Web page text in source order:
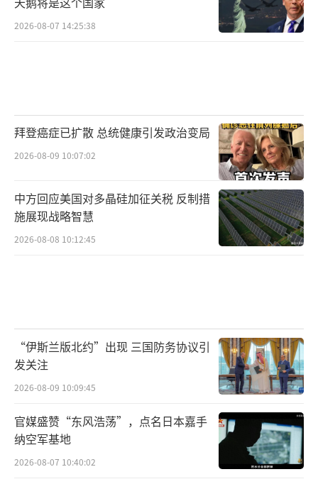
2026-08-07 14:25:38
拜登癌症已扩散 总统健康引发政治变局
2026-08-09 10:07:02
中方回应美国对多晶硅加征关税 反制措
施展现战略智慧
2026-08-08 10:12:45
“伊斯兰版北约”出现 三国防务协议引
发关注
2026-08-09 10:09:45
官媒盛赞“东风浩荡”，点名日本嘉手
纳空军基地
2026-08-07 10:40:02